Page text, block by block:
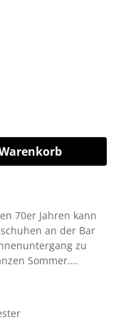
70er Jahren kann
an der Bar
zu
Sommer….